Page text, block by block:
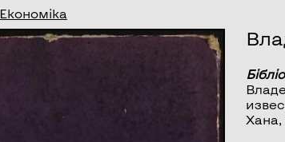
Економіка
Хана,